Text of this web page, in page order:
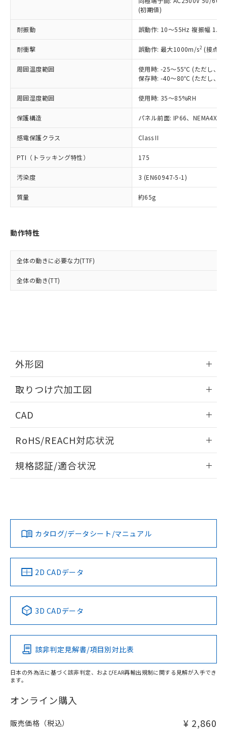
(初期値)
耐振動 誤動作: 10～55Hz 複振幅
耐衝撃 誤動作: 最大1000m/s2 (接点
周囲温度範囲
使用時: -25～55℃ (ただし、氷
保存時: -40～80℃ (ただし、氷
周囲湿度範囲 使用時: 35～85%RH
保護構造 パネル前面: IP66、NEMA4X,
感電保護クラス Class II
PTI（トラッキング特性） 175
汚染度 3 (EN60947-5-1)
質量 約65g
動作特性
全体の動きに必要な力(TTF)
全体の動き(TT)
外形図
取りつけ穴加工図
CAD
ドすることができます。
ログイン/会員登録
ダウンロードデータをご利用いただく前に、以下を必ずお読
みください。
ソフトウェアの使用条件
RoHS/REACH対応状況
EU RoHS 注意事項・凡例
対応済み
中国 RoHS 注意事項・凡例
Pb Hg Cd Cr(VI)
O
在庫等で未対応品が混在する可能性があります。
問い合わせください。
規格認証/適合状況
LR型式承認
（イギリス
船舶規格）
DNV型式承認
（ノルウェー
BV型式承認
（フランス
KR型式
（韓国
No No No No
この製品の規格認証/適合状況ページへ
その他の認証はこちらのページからご検索ください
カタログ/データシート/マニュアル
2D CADデータ
3D CADデータ
該非判定見解書/項目別対比表
日本の外為法に基づく該非判定、およびEAR再輸出規制に関する見解が入手でき
ます。
オンライン購入
販売価格（税込） ¥ 2,860
在庫状況および標準価格照会結果は、
記載している更新日時点での社内デー
タに基づき作成されるものであり、閲
覧された時点での実際の在庫および標
準価格とは異なる場合があることをご
正式な納期状況および標準価格はお客
様のお取引先、またはお客様担当のオ
ムロン制御機器販売店・当社販売員に
オムロン制御機器販売店や当社販売拠
販売ネットワーク
」をご確認
在庫状況および標準価格結果を当社の
事前の承諾なく第三者に漏洩または開
示しないようお願いします。
マイパーツ機能（部品リスト作成サー
ビス）をご利用いただくには、I-Web
メンバーズにご登録されている必要が
あります。
品・サービスに関するお客様との取
引・商談に必要な範囲で利用すること
※当社の共同利用者とは、
の共同利用に関して"
の「1.共同利
鉛(Pb) 1000ppm以下、 水銀(Hg) 1000ppm以下、 カド
類(PBB) 1000ppm以下、ポリ臭化ジフェニルエーテル類
(PBDE) 1000ppm以下、フタル酸ビス(2-エチルヘキシ
ル) (DEHP)(別名：DOP) 1000ppm以下、フタル酸ブチ
ルベンジル（BBP） 1000ppm以下、フタル酸ジブチル
（DBP） 1000ppm以下、フタル酸ジイソブチル
但し、RoHS指令で産業用監視および制御機器に対する
図的な使用がないことを確認しています。
部品在庫の切り替え状況などにより、予定
月が前後することがあります。
とができます。
EU RoHS指令（10物質）の非含有証明書
51物質の非含有証明書（当社基準）
荷製品に未対応品が混在することから備考
欄に対応日を記載しておりました。
既に当社にて対応品への在庫切替を完了
していることから、特段のことがない限
り、2022年1月12日より割愛しておりま
*中国RoHS10物質の基準値 (GB/T26572)：
Pb(鉛) :1000ppm、 Hg(水銀) : 1000ppm、 Cd(カドミウ
Cr(Ⅵ)(六価クロム) : 1000ppm、 PBBs(ポリ臭化ビフェ
ニル類) : 1000ppm、 PBDEs(ポリ臭化ジフェニルエーテ
ル類) : 1000ppm、
DBP(フタル酸ジブチル) : 1000ppm、 DIBP(フタル酸ジ
イソブチル) : 1000ppm、 BBP(フタル酸ブチルベンジ
DEHP(フタル酸ビス(2-エチルヘキシル)) : 1000ppm
「ｅ」：有害物質（10物質）のすべてが基
準値以下であることを示します。
「10」：通常の使用状況下において有害物
質が外部に漏えいし、環境に深刻な影響を
及ぼさない年数を意味します。
「－」：未確認です。当社販売部門へお問
（以下｢規制貨物等」という）を輸出
または国外への提供する場合は、日本
国政府の輸出許可(または役務取引許
可)を取得するなどの必要な手続きを
当社は規制貨物を破棄する場合は、完
全に破砕するなど、違法に輸出されな
いよう必要な手段を講じます。
当社は貴社製品を、核兵器、ミサイ
ル、化学兵器、生物兵器またはその他
武器並びにこれらの製造装置等に一切
当社は、貴社製品を第三者に販売する
場合は、上記1、2および3の内容を当
該第三者に通知します。また当社は、
販売先および販売に係わる関係者が違
法に輸出するおそれがある場合は、取
り引きをいたしません。
合意する
一定数以上の在庫あり
一定数には満たないが在庫あり
在庫なし(最新の在庫状況につ
いては、お客様のお取引先、ま
たはお客様担当のオムロン制御
機器販売店・当社販売員にご確
認ください)
受注生産機種、また在庫状況の
情報を公開していない機種